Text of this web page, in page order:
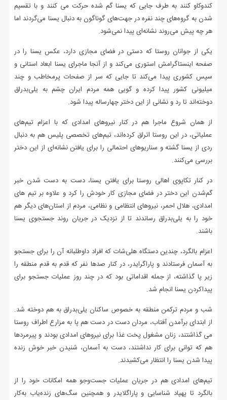
کندوکاو کنند به طرف جایی که یسنا گم شده حرکت می کنند و با تقسیم
شدن به گروه‌های چند نفره در جهت‌های گوناگون به دنبال یسنا می‌گردند اما
هر چه پیش می‌‍‌روند نشانه‌ای پیدا نمی‌شود.
یکی از جوانان روستا که دستی در فضای مجازی دارد، عکس یسنا را در
صفحه اینستاگرامش استوری می‌کند و از آنجا ماجرای یسنا ابعاد استانی و
سپس کشوری پیدا می‌کند تا جایی که سر از صفحات پرمخاطب و چند
میلیونی کشور پیدا کرده و گویی همه مردم ایران چشم به یلی‌بدراق
دوخته‌اند تا رد و نشانی از این دختر چهارساله پیدا شود.
از همان شروع ماجرا هم در کنار نیروهای امدادی که با اعزام تیم‌های
عملیاتی، در این روستا اتراق کرده‌اند، تیم‌های تخصصی پلیس هم به دنبال
ردی از یسنا گشته و سناریوهای احتمالی را برای یافتن نشانه‌ای از این دختر
بررسی می‌کنند.
در کنار تکاپوی اهالی روستا برای یافتن یسنا، دست به دست شدن خبر
گم‌شدن این دختر در فضای مجازی کار خودش را کرد و علاوه بر تیم های
امدادی، هلال احمر، نیروهای انتظامی و نظامی، مردم از استان‌های دیگر هم
خود را به یلی‌بدراق رساندند تا از نزدیک در جریان روند جستجوی یسنا
باشند.
اعزام بالگرد، چندین دستگاه هلی‌شات که افراد داوطلبانه آن را برای جستجو
به آسمان فرستادند و پاراگرایدر، در کنار صدها نفر که قدم به قدم منطقه را
زیر پا گذاشته، از جمله اقداماتی بود که در چند روز عملیات جستجو برای
پیداکردن یسنا انجام شد.
شب و مردم ترکمن منطقه به خصوص ساکنان یلی‌بدراق به هم دوخته شد.
از ابتدای برآمدن آفتاب، مردان دست در دست هم پا به مزارع اطراف روستا
می گذاشتند، زنان مشغول پخت غذا برای نیروهای امدادی بودند و پیرمردها
هم که توانی برای کار نداشتند، دست به آسمان، شنیدن خبر خوش زنده
پیدا شدن یسنا را انتظار می‌کشیدند.
تیم‌های امدادی هم در جریان عملیات جست‌وجو همه امکانات خود را از
بالگرد تا پهپاد شناسایی و پاراگلایدر و همچنین سگ‌های زنده‌یاب به‌کار